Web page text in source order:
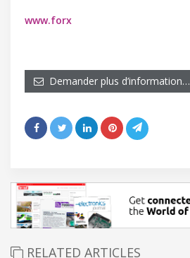
www.forx
Demander plus d’information…
RELATED ARTICLES